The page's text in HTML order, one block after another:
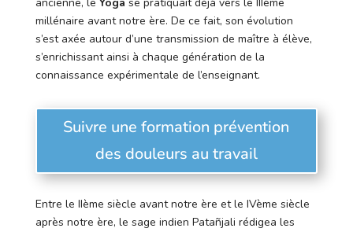
millénaire avant notre ère. De ce fait, son évolution
s’est axée autour d’une transmission de maître à élève,
s’enrichissant ainsi à chaque génération de la
connaissance expérimentale de l’enseignant.
Suivre une formation prévention
des douleurs au travail
Entre le IIème siècle avant notre ère et le IVème siècle
après notre ère, le sage indien Patañjali rédigea les